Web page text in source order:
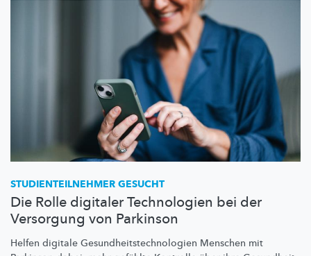
STUDIENTEILNEHMER GESUCHT
Die Rolle digitaler Technologien bei der
Versorgung von Parkinson
Helfen digitale Gesundheitstechnologien Menschen mit